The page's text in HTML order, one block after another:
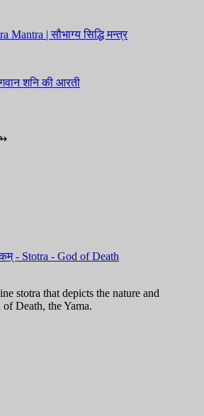
Mantra | सौभाग्य सिद्धि मन्त्र
शनि की आरती
- Stotra - God of Death
stotra that depicts the nature and
Death, the Yama.